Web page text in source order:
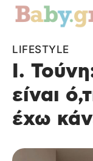
LIFESTYLE
Ι.
είναι
έχω